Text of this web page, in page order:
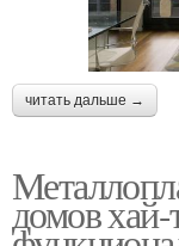
читать дальше →
домов хай-